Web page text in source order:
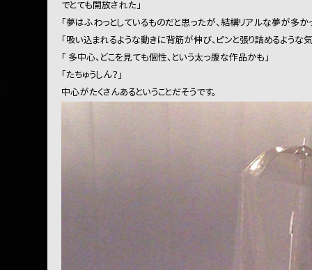
でとても開放された」
「夢はふわっとしているものだと思ったが、結構リアルな夢が多か
「吸い込まれるような動きに背筋が伸び、ピンと張り詰めるような
「 多中心、どこを見ても個性、という太っ腹な作品かも」
「たちゅうしん？」
中心がたくさんあるということだそうです。